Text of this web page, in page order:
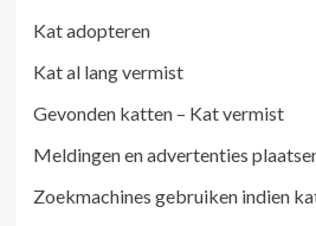
Kat adopteren
Kat al lang vermist
Gevonden katten – Kat vermist
Meldingen en advertenties
Zoekmachines gebruiken indien